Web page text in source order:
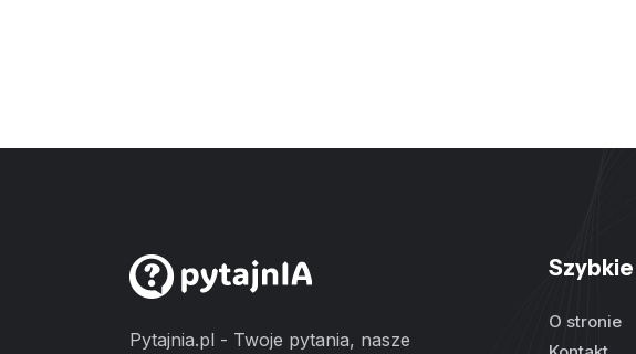
Pytajnia.pl - Twoje pytania, nasze
O stronie